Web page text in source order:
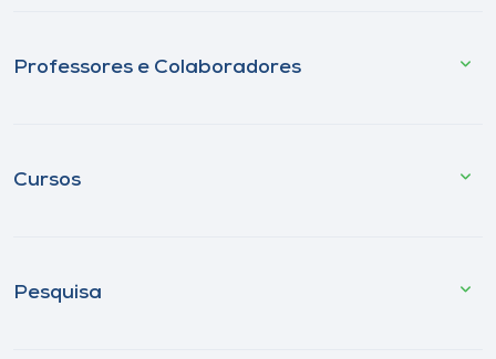
Professores e Colaboradores
Cursos
Pesquisa